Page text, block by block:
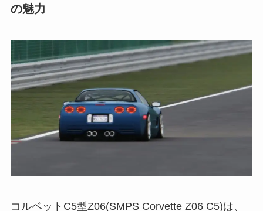
の魅力
コルベットC5型Z06(SMPS Corvette Z06 C5)は、